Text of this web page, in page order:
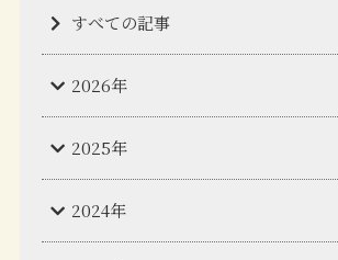
すべての記事
2026年
2025年
2024年